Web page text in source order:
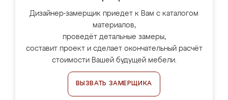
Дизайнер-замерщик приедет к Вам с каталогом
материалов,
проведёт детальные замеры,
составит проект и сделает окончательный расчёт
стоимости Вашей будущей мебели.
ВЫЗВАТЬ ЗАМЕРЩИКА